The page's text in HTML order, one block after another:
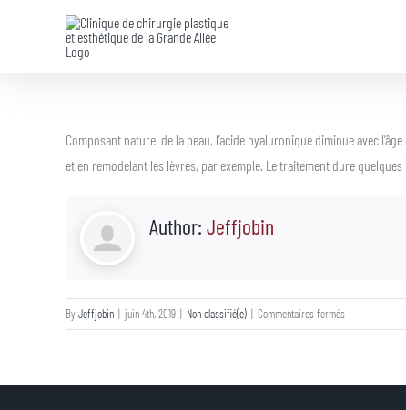
Composant naturel de la peau, l’acide hyaluronique diminue avec
et en remodelant les lèvres, par exemple. Le traitement dure
Author: Jeffjobin
ByJeffjobin | juin 4th, 2019 | Non classifié(e) | Commentaires ferméssur